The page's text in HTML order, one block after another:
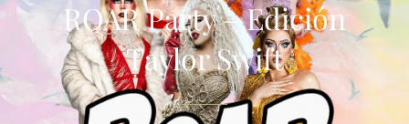
ROAR Party – Edición
Taylor Swift